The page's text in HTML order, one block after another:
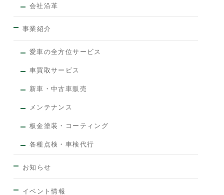
会社沿革
事業紹介
愛車の全方位サービス
車買取サービス
新車・中古車販売
メンテナンス
板金塗装・コーティング
各種点検・車検代行
お知らせ
イベント情報